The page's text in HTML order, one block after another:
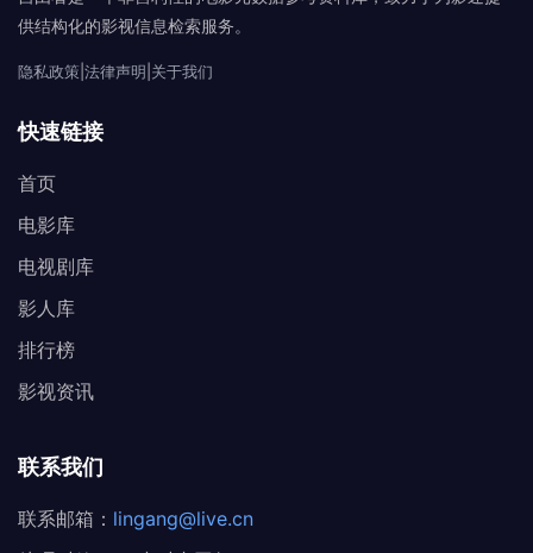
供结构化的影视信息检索服务。
隐私政策 法律声明 关于我们
快速链接
首页
电影库
电视剧库
影人库
排行榜
影视资讯
联系我们
联系邮箱： lingang@live.cn